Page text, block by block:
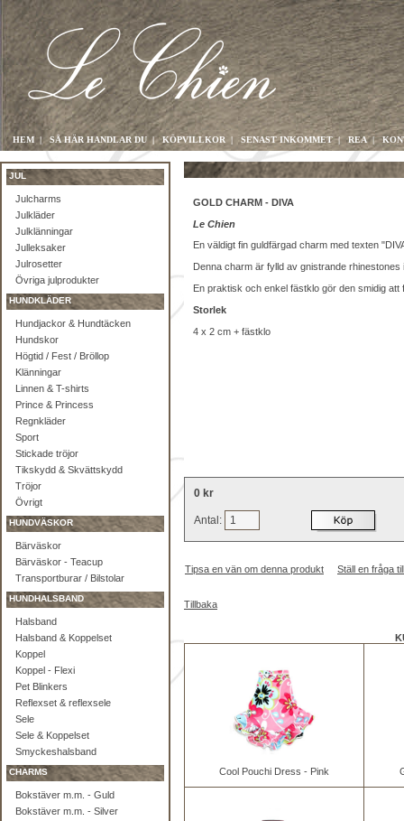
HEM | SÅ HÄR HANDLAR DU |KÖPVILLKOR | SENAST INKOMMET|REA|
JUL
Julcharms
Julkläder
Julklänningar
Julleksaker
Julrosetter
Övriga julprodukter
HUNDKLÄDER
Hundjackor & Hundtäcken
Hundskor
Högtid / Fest / Bröllop
Klänningar
Linnen & T-shirts
Prince & Princess
Regnkläder
Sport
Stickade tröjor
Tikskydd & Skvättskydd
Tröjor
Övrigt
HUNDVÄSKOR
Bärväskor
Bärväskor - Teacup
Transportburar / Bilstolar
HUNDHALSBAND
Halsband
Halsband & Koppelset
Koppel
Koppel - Flexi
Pet Blinkers
Reflexset & reflexsele
Sele
Sele & Koppelset
Smyckeshalsband
CHARMS
Bokstäver m.m. - Guld
Bokstäver m.m. - Silver
GOLD CHARM - DIVA
Le Chien
En väldigt fin guldfärgad charm med texten
Denna charm är fylld av gnistrande rhinestones
En praktisk och enkel fästklo gör den smidig
Storlek
4 x 2 cm + fästklo
0 kr
Antal:
Tipsa en vän om denna produkt Ställ en fråga
Tillbaka
Cool Pouchi Dress - Pink